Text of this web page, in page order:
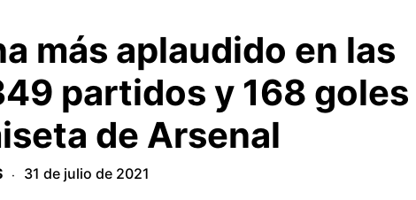
más aplaudido en las
partidos y 168 goles
de Arsenal
· 31 de julio de 2021